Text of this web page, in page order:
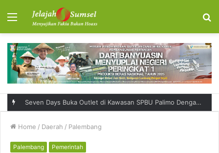
Menu
Seven Days Buka Outlet di Kawasan SPBU Palimo Dengan Konsep One Stop Hangout Destination
Home / Daerah / Palembang
Palembang Pemerintah